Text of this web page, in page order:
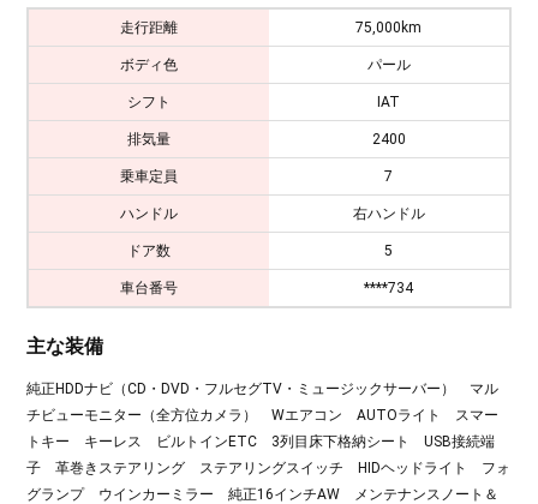
走行距離 75,000km
ボディ色 パール
シフト IAT
排気量 2400
乗車定員 7
ハンドル 右ハンドル
ドア数 5
車台番号 ****734
主な装備
純正HDDナビ（CD・DVD・フルセグTV・ミュージックサーバー） マル
チビューモニター（全方位カメラ） Wエアコン AUTOライト スマー
トキー キーレス ビルトインETC 3列目床下格納シート USB接続端
子 革巻きステアリング ステアリングスイッチ HIDヘッドライト フォ
グランプ ウインカーミラー 純正16インチAW メンテナンスノート＆